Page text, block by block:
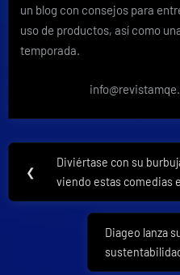
un blog con consejos para
uso de productos, así como
temporada.
Navegación
de
entradas
❮
Previous
Post:
Diviértase con su
viendo estas comedias
Next
Post:
Diageo lanza